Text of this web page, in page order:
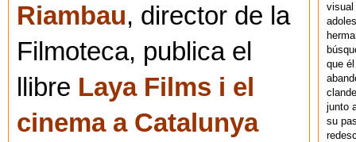
Riambau, director de la
Filmoteca, publica el
llibre Laya Films i el
cinema a Catalunya
visual
que
junto
su